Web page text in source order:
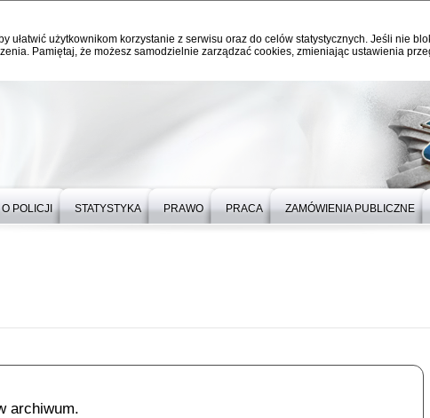
ułatwić użytkownikom korzystanie z serwisu oraz do celów statystycznych. Jeśli nie
Pamiętaj, że możesz samodzielnie zarządzać cookies, zmieniając ustawienia
O POLICJI STATYSTYKA PRAWO PRACA ZAMÓWIENIA PUBLICZNE
archiwum.